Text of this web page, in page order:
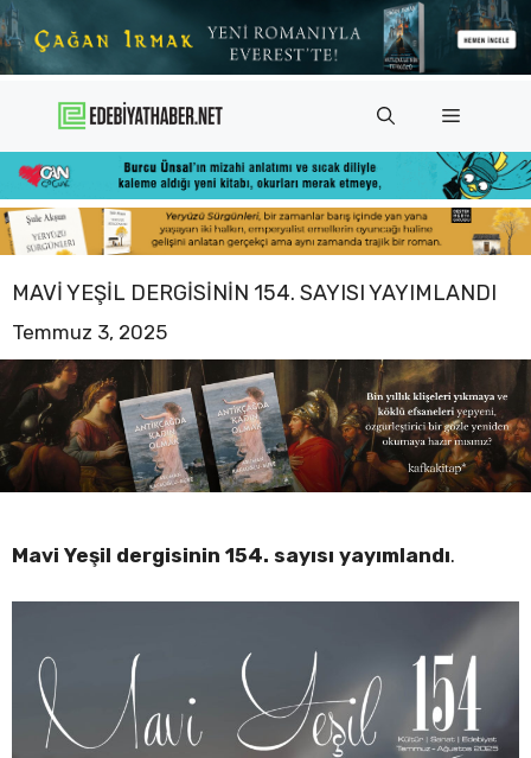
İçeriğe
atla
Menü
MAVI YEŞIL DERGISININ 154. SAYISI YAYIMLANDI
Temmuz 3, 2025
Mavi Yeşil dergisinin 154. sayısı yayımlandı.